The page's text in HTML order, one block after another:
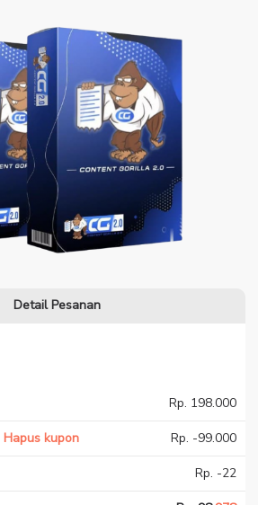
Detail Pesanan
Rp. 198.000
Hapus kupon Rp. -99.000
Rp. -22